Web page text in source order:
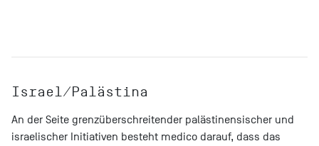
Israel/Palästina
An der Seite grenzüberschreitender palästinensischer und
israelischer Initiativen besteht medico darauf, dass das